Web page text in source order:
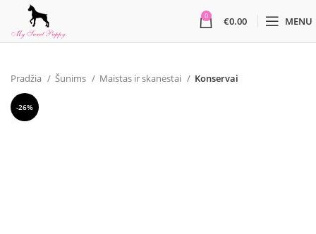
0 €0.00 MENU
Pradžia Šunims Maistas ir skanėstai Konservai
-26%